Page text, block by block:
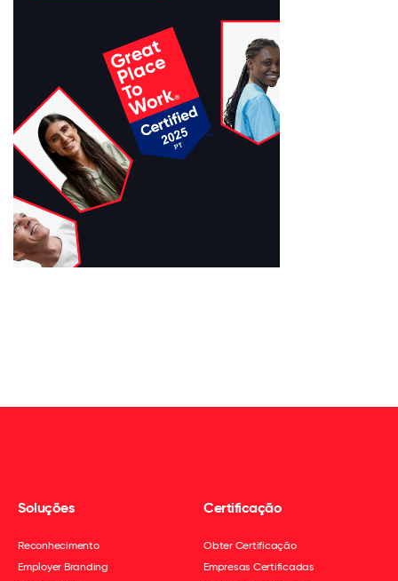
Soluções
Reconhecimento
Employer Branding
Certificação
Obter Certificação
Empresas Certificadas